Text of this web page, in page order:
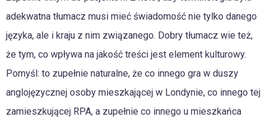
adekwatna tłumacz musi mieć świadomość nie tylko danego
języka, ale i kraju z nim związanego. Dobry tłumacz wie też,
że tym, co wpływa na jakość treści jest element kulturowy.
Pomyśl: to zupełnie naturalne, że co innego gra w duszy
anglojęzycznej osoby mieszkającej w Londynie, co innego tej
zamieszkującej RPA, a zupełnie co innego u mieszkańca